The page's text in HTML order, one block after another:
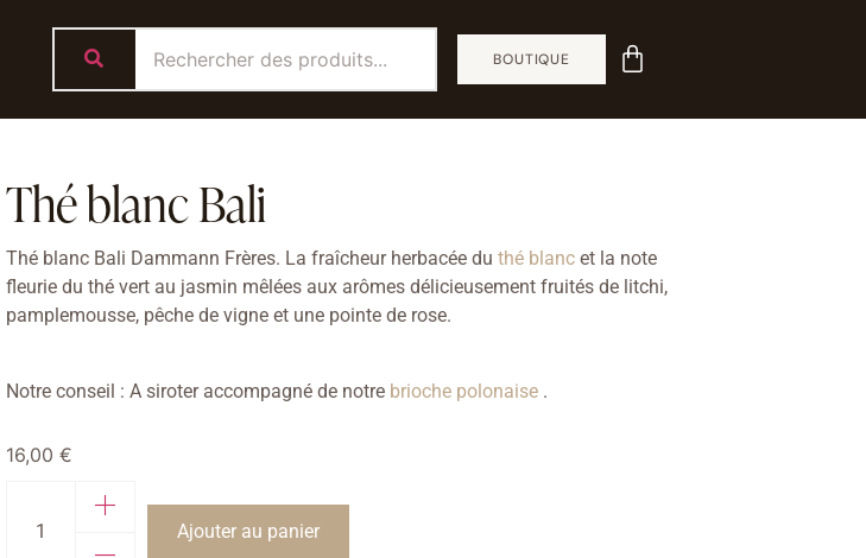
BOUTIQUE
Thé blanc Bali
Thé blanc Bali Dammann Frères. La fraîcheur herbacée du thé blanc et la note
fleurie du thé vert au jasmin mêlées aux arômes délicieusement fruités de litchi,
pamplemousse, pêche de vigne et une pointe de rose.
Notre conseil : A siroter accompagné de notre brioche polonaise .
16,00 €
Ajouter au panier